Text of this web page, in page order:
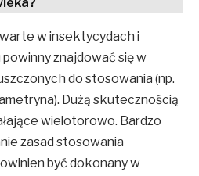
w insektycydach i
znajdować się w
do stosowania (np.
Dużą skutecznością
wielotorowo. Bardzo
zasad stosowania
być dokonany w